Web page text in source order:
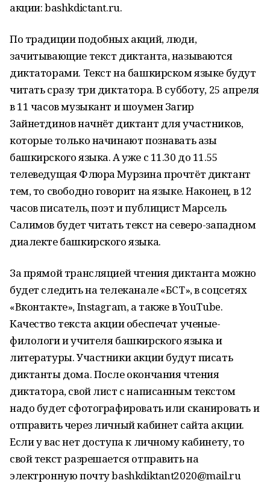
акции: bashkdictant.ru.
По традиции подобных акций, люди,
зачитывающие текст диктанта, называются
диктаторами. Текст на башкирском языке будут
читать сразу три диктатора. В субботу, 25 апреля
в 11 часов музыкант и шоумен Загир
Зайнетдинов начнёт диктант для участников,
которые только начинают познавать азы
башкирского языка. А уже с 11.30 до 11.55
телеведущая Флюра Мурзина прочтёт диктант
тем, то свободно говорит на языке. Наконец, в 12
часов писатель, поэт и публицист Марсель
Салимов будет читать текст на северо-западном
диалекте башкирского языка.
За прямой трансляцией чтения диктанта можно
будет следить на телеканале «БСТ», в соцсетях
«Вконтакте», Instagram, а также в YouTube.
Качество текста акции обеспечат ученые-
филологи и учителя башкирского языка и
литературы. Участники акции будут писать
диктанты дома. После окончания чтения
диктатора, свой лист с написанным текстом
надо будет сфотографировать или сканировать и
отправить через личный кабинет сайта акции.
Если у вас нет доступа к личному кабинету, то
свой текст разрешается отправить на
электронную почту bashkdiktant2020@mail.ru